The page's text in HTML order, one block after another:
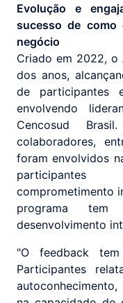
Evolução e
sucesso de como
negócio
Criado em 2022, o
dos anos,
de participantes
envolvendo
Cencosud
colaboradores,
foram envolvidos
comprometimento
programa
desenvolvimento
"O feedback
Participantes